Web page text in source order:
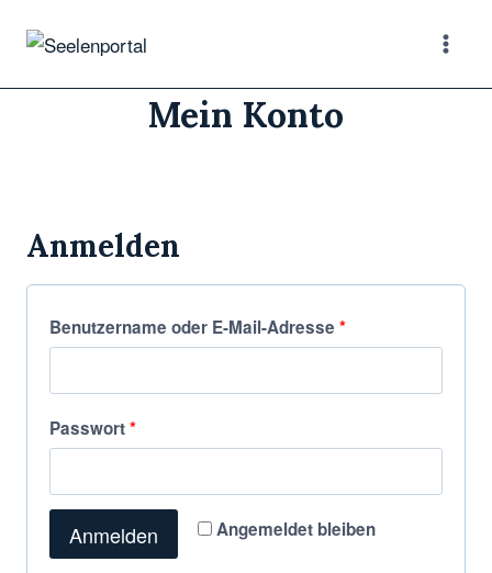
Mein Konto
Anmelden
Benutzername oder E-Mail-Adresse *
Passwort*
Angemeldet bleiben
Anmelden